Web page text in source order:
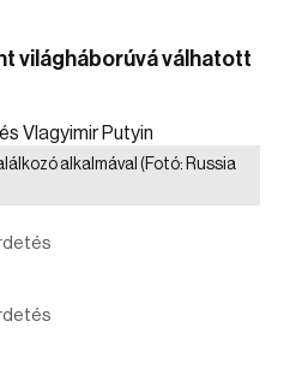
világháborúvá válhatott
alkalmával (Fotó: Russia